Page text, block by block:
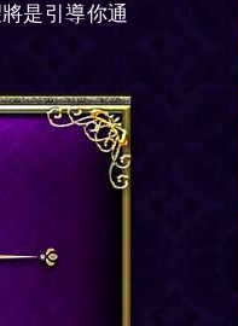
是引導你通